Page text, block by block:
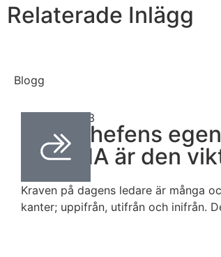
Relaterade Inlägg
Blogg
april 24, 2023
Drömchefens
LYSSNA är den
Kraven på dagens ledare är många
kanter; uppifrån, utifrån och inifrån.